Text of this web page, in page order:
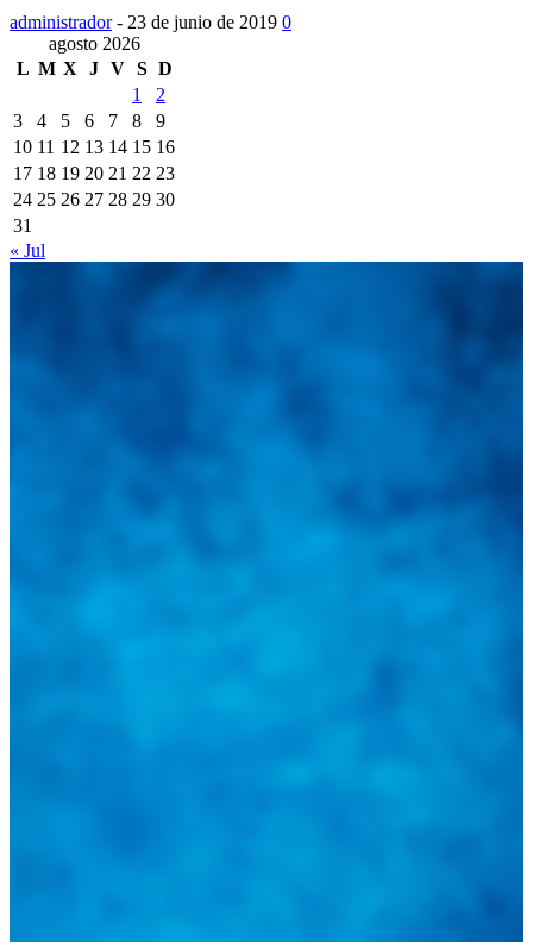
administrador - 23 de junio de 2019 0
agosto 2026
L M X J V S D
1
2
3
4 5 6 7 8
9
10 11 12 13 14 15 16
17 18 19 20 21 22 23
24 25 26 27 28 29 30
31
« Jul